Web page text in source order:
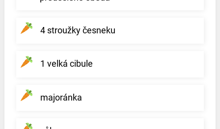
4 stroužky česneku
1 velká cibule
majoránka